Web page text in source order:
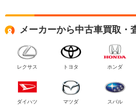
メーカーから中古車買取・
レクサス トヨタ ホンダ
ダイハツ マツダ スバル